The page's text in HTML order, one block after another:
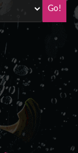
Go!